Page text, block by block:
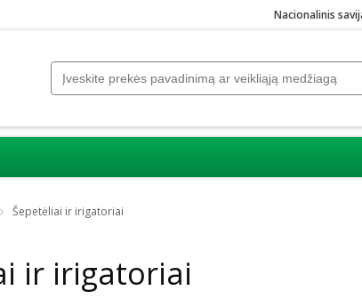
Nacionalinis
Šepetėliai ir irigatoriai
ir irigatoriai